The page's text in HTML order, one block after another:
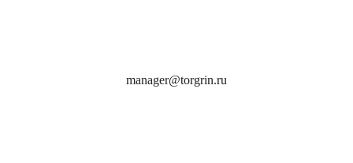
manager@torgrin.ru